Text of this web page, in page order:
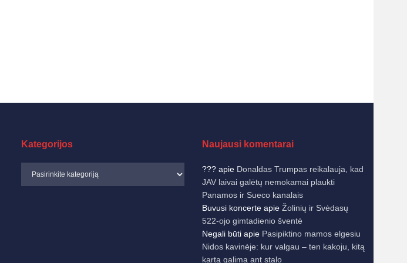
Kategorijos Naujausi komentarai
???apie Donaldas Trumpas reikalauja, kad
JAV laivai galėtų nemokamai plaukti
Panamos ir Sueco kanalais
Buvusi koncerteapie Žolinių ir Svėdasų
522-ojo gimtadienio šventė
Negali būtiapie Pasipiktino mamos elgesiu
Nidos kavinėje: kur valgau – ten kakoju, kitą
kartą galima ant stalo